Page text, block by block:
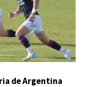
de Argentina